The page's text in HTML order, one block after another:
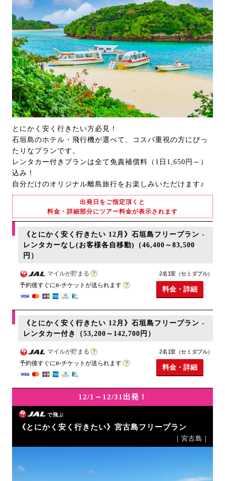
とにかく安く行きたい方必見！
石垣島のホテル・飛行機が選べて、コスパ重視の方にぴっ
たりなプランです。
レンタカー付きプランは全て免責補償料（1日1,650円～）
込み！
自分だけのオリジナル離島旅行をお楽しみいただけます♪
出発日をご指定頂くと
料金・詳細部分にツアー料金が表示されます
《とにかく安く行きたい 12月》石垣島フリープラン -
レンタカーなし(お客様各自移動)（46,400～83,500
円）
マイルが貯まる
予約後すぐにe-チケットが送られます
2名1室（セミダブル）
料金・詳細
《とにかく安く行きたい 12月》石垣島フリープラン -
レンタカー付き（53,200～142,700円）
マイルが貯まる
予約後すぐにe-チケットが送られます
2名1室（セミダブル）
料金・詳細
12/1～12/31出発！
で飛ぶ
《とにかく安く行きたい》宮古島フリープラン
｜宮古島｜